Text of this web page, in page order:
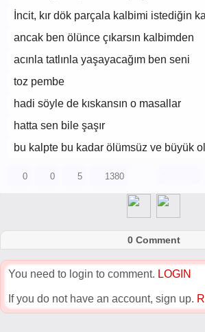
İncit, kır dök parçala kalbimi istediğin
ancak ben ölünce çıkarsın kalbimden
acınla tatlınla yaşayacağım ben seni
toz pembe
hadi söyle de kıskansın o masallar
hatta sen bile şaşır
bu kalpte bu kadar ölümsüz ve büyük
0 0 5 1380
0 Comment
You need to login to comment. LOGIN
If you do not have an account, sign up.